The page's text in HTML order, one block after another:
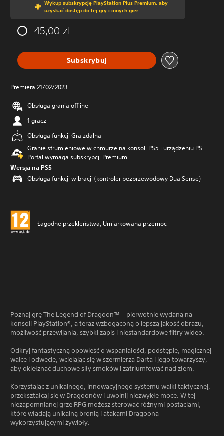
Wykup subskrypcję PlayStation Plus Premium, aby
uzyskać dostęp do tej gry i innych gier
45,00 zl
Subskrybuj
Premiera 21/02/2023
Obsługa grania offline
1 gracz
Obsługa funkcji Gra zdalna
Granie strumieniowe w chmurze na konsoli PS5 i urządzeniu PS
Portal wymaga subskrypcji Premium
Wersja na PS5
Obsługa funkcji wibracji (kontroler bezprzewodowy DualSense)
Łagodne przekleństwa, Umiarkowana przemoc
Poznaj grę The Legend of Dragoon™ – pierwotnie wydaną na
konsoli PlayStation®, a teraz wzbogaconą o lepszą jakość obrazu,
możliwość przewijania, szybki zapis i niestandardowe filtry wideo.
Odkryj fantastyczną opowieść o wspaniałości, podstępie, magicznej
walce i odwecie, wcielając się w szermierza Darta i jego towarzyszy,
aby okiełznać duchowe siły smoków i zatriumfować nad złem.
Korzystając z unikalnego, innowacyjnego systemu walki taktycznej,
przekształcaj się w Dragoonów i uwolnij niezwykłe moce. W tej
niezapomnianej grze RPG możesz sterować różnymi postaciami,
które władają unikalną bronią i atakami Dragoona
wykorzystującymi żywioły.